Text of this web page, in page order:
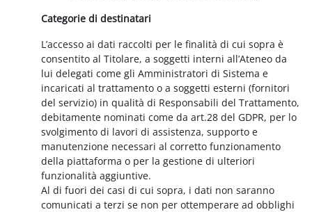
Categorie di destinatari
L’accesso ai dati raccolti per le finalità di cui sopra è
consentito al Titolare, a soggetti interni all’Ateneo da
lui delegati come gli Amministratori di Sistema e
incaricati al trattamento o a soggetti esterni (fornitori
del servizio) in qualità di Responsabili del Trattamento,
debitamente nominati come da art.28 del GDPR, per lo
svolgimento di lavori di assistenza, supporto e
manutenzione necessari al corretto funzionamento
della piattaforma o per la gestione di ulteriori
funzionalità aggiuntive.
Al di fuori dei casi di cui sopra, i dati non saranno
comunicati a terzi se non per ottemperare ad obblighi